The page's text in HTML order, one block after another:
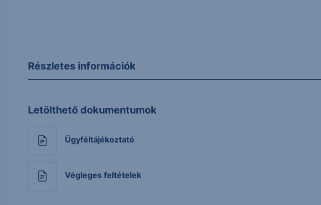
Részletes információk
Letölthető dokumentumok
Ügyféltájékoztató
Végleges feltételek